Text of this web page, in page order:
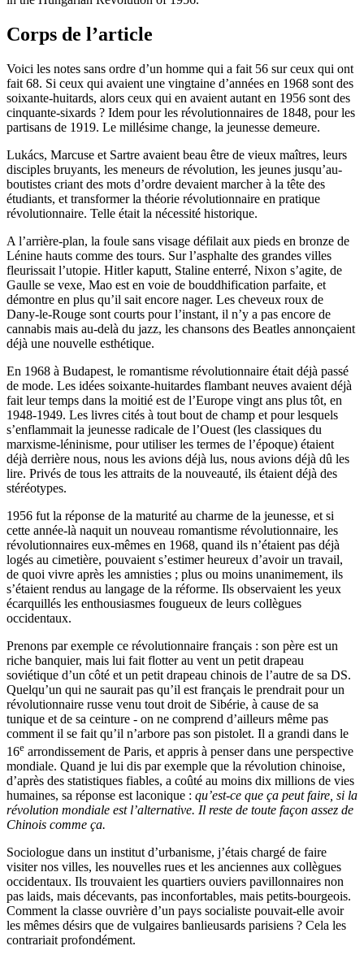
Corps de l’article
Voici les notes sans ordre d’un homme qui a fait 56 sur ceux qui ont
fait 68. Si ceux qui avaient une vingtaine d’années en 1968 sont des
soixante-huitards, alors ceux qui en avaient autant en 1956 sont des
cinquante-sixards ? Idem pour les révolutionnaires de 1848, pour les
partisans de 1919. Le millésime change, la jeunesse demeure.
Lukács, Marcuse et Sartre avaient beau être de vieux maîtres, leurs
disciples bruyants, les meneurs de révolution, les jeunes jusqu’au-
boutistes criant des mots d’ordre devaient marcher à la tête des
étudiants, et transformer la théorie révolutionnaire en pratique
révolutionnaire. Telle était la nécessité historique.
A l’arrière-plan, la foule sans visage défilait aux pieds en bronze de
Lénine hauts comme des tours. Sur l’asphalte des grandes villes
fleurissait l’utopie. Hitler kaputt, Staline enterré, Nixon s’agite, de
Gaulle se vexe, Mao est en voie de bouddhification parfaite, et
démontre en plus qu’il sait encore nager. Les cheveux roux de
Dany-le-Rouge sont courts pour l’instant, il n’y a pas encore de
cannabis mais au-delà du jazz, les chansons des Beatles annonçaient
déjà une nouvelle esthétique.
En 1968 à Budapest, le romantisme révolutionnaire était déjà passé
de mode. Les idées soixante-huitardes flambant neuves avaient déjà
fait leur temps dans la moitié est de l’Europe vingt ans plus tôt, en
1948-1949. Les livres cités à tout bout de champ et pour lesquels
s’enflammait la jeunesse radicale de l’Ouest (les classiques du
marxisme-léninisme, pour utiliser les termes de l’époque) étaient
déjà derrière nous, nous les avions déjà lus, nous avions déjà dû les
lire. Privés de tous les attraits de la nouveauté, ils étaient déjà des
stéréotypes.
1956 fut la réponse de la maturité au charme de la jeunesse, et si
cette année-là naquit un nouveau romantisme révolutionnaire, les
révolutionnaires eux-mêmes en 1968, quand ils n’étaient pas déjà
logés au cimetière, pouvaient s’estimer heureux d’avoir un travail,
de quoi vivre après les amnisties ; plus ou moins unanimement, ils
s’étaient rendus au langage de la réforme. Ils observaient les yeux
écarquillés les enthousiasmes fougueux de leurs collègues
occidentaux.
Prenons par exemple ce révolutionnaire français : son père est un
riche banquier, mais lui fait flotter au vent un petit drapeau
soviétique d’un côté et un petit drapeau chinois de l’autre de sa DS.
Quelqu’un qui ne saurait pas qu’il est français le prendrait pour un
révolutionnaire russe venu tout droit de Sibérie, à cause de sa
tunique et de sa ceinture - on ne comprend d’ailleurs même pas
comment il se fait qu’il n’arbore pas son pistolet. Il a grandi dans le
16e arrondissement de Paris, et appris à penser dans une perspective
mondiale. Quand je lui dis par exemple que la révolution chinoise,
d’après des statistiques fiables, a coûté au moins dix millions de vies
humaines, sa réponse est laconique : qu’est-ce que ça peut faire, si la
révolution mondiale est l’alternative. Il reste de toute façon assez de
Chinois comme ça.
Sociologue dans un institut d’urbanisme, j’étais chargé de faire
visiter nos villes, les nouvelles rues et les anciennes aux collègues
occidentaux. Ils trouvaient les quartiers ouviers pavillonnaires non
pas laids, mais décevants, pas inconfortables, mais petits-bourgeois.
Comment la classe ouvrière d’un pays socialiste pouvait-elle avoir
les mêmes désirs que de vulgaires banlieusards parisiens ? Cela les
contrariait profondément.